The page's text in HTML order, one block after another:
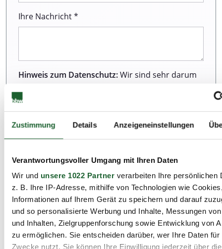
Zustimmung Details Anzeigeneinstellungen
Verantwortungsvoller Umgang mit Ihren Daten
Wir und unsere 1022 Partnerverarbeiten Ihre persönlichen
z. B. Ihre IP-Adresse, mithilfe von Technologien wie
Informationen auf Ihrem Gerät zu speichern und darauf
und so personalisierte Werbung und Inhalte, Messungen
und Inhalten, Zielgruppenforschung sowie Entwicklung von
zu ermöglichen. Sie entscheiden darüber, wer Ihre Daten für
Zwecke nutzt. Sie können Ihre Einwilligung jederzeit über
Ihre Nachricht *
Hinweis zum Datenschutz:Wir sind sehr darum
unserer Webseite einen ausgezeichneten Service
zu bieten. Dazu gehört auch der Schutz Ihrer
Daten. Weitere Informationen zur Erhebung und
Verarbeitung personenbezogener Daten können
Ich habe die Datenschutzbestimmungen zur
Kenntnis genommen.*